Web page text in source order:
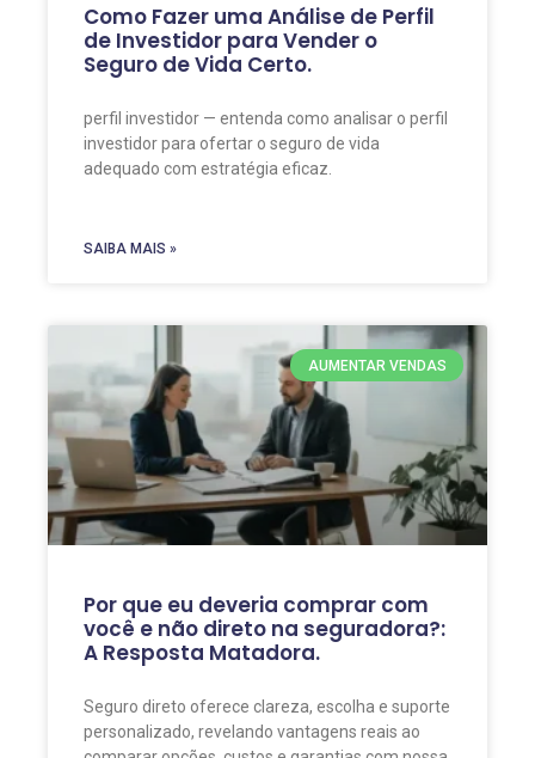
Como Fazer uma Análise de Perfil
de Investidor para Vender o
Seguro de Vida Certo.
perfil investidor — entenda como analisar o perfil
investidor para ofertar o seguro de vida
adequado com estratégia eficaz.
SAIBA MAIS »
AUMENTAR VENDAS
Por que eu deveria comprar com
você e não direto na seguradora?:
A Resposta Matadora.
Seguro direto oferece clareza, escolha e suporte
personalizado, revelando vantagens reais ao